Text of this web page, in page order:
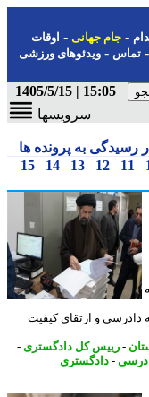
جام جهانی-اوقات
-ویدئوهای ورزشی
15:05 | 1405/5/15
سرویسها
به پرونده ها
12
13
14
15
و ارتقای کیفیت
-رییس کل دادگستری-
-دادگستری